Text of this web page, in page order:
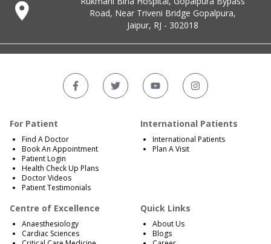
Road, Near Triveni Bridge Gopalpura,
Jaipur, RJ - 302018
For Patient
Find A Doctor
Book An Appointment
Patient Login
Health Check Up Plans
Doctor Videos
Patient Testimonials
International Patients
International Patients
Plan A Visit
Centre of Excellence
Anaesthesiology
Cardiac Sciences
Quick Links
About Us
Blogs